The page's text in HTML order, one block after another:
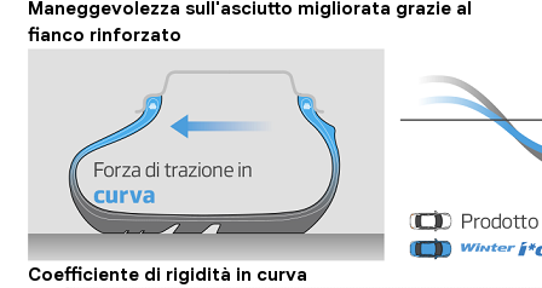
Maneggevolezza sull'asciutto migliorata grazie al
fianco rinforzato
Coefficiente di rigidità in curva